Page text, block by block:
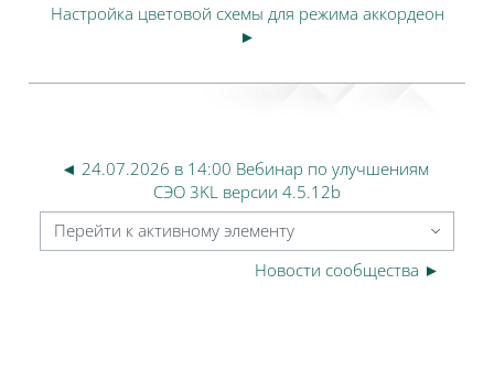
Настройка цветовой схемы для режима аккордеон
►
◄ 24.07.2026 в 14:00 Вебинар по улучшениям
СЭО 3KL версии 4.5.12b
Перейти к активному элементу
Новости сообщества ►